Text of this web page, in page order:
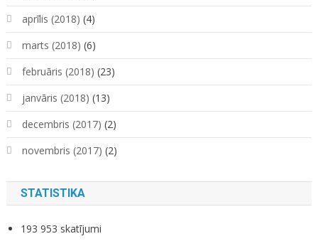
aprīlis (2018) (4)
marts (2018) (6)
februāris (2018) (23)
janvāris (2018) (13)
decembris (2017) (2)
novembris (2017) (2)
STATISTIKA
193 953 skatījumi